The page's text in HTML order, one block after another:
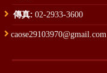
傳真: 02-2933-3600
caose29103970@gmail.com